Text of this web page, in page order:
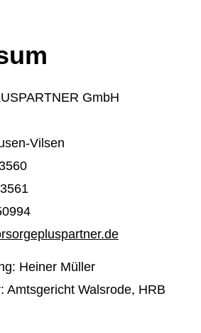
GmbH
Vilsen
Heiner Müller
Amtsgericht Walsrode, HRB